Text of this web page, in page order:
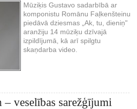
Mūziķis Gustavo sadarbībā ar
komponistu Romānu Faļkenšteinu
piedāvā dziesmas „Ak, tu, dieniņ"
aranžiju 14 mūziķu dzīvajā
izpildījumā, kā arī spilgtu
skaņdarba video.
– veselības sarežģījumi